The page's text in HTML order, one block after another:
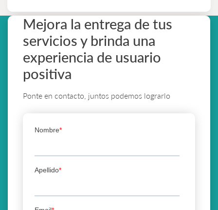
Mejora la entrega de tus
servicios y brinda una
experiencia de usuario
positiva
Ponte en contacto, juntos podemos lograrlo